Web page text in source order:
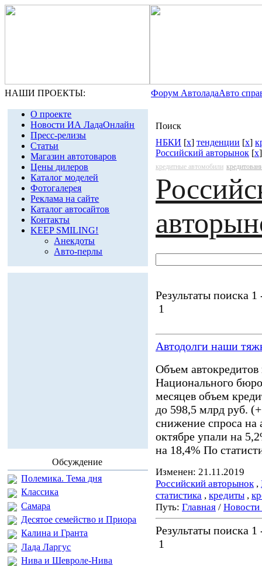
НАШИ ПРОЕКТЫ: Форум АвтоладаАвто
О проекте
Новости ИА ЛадаОнлайн
Пресс-релизы
Статьи
Магазин автотоваров
Цены дилеров
Каталог моделей
Фотогалерея
Реклама на сайте
Каталог автосайтов
Контакты
KEEP SMILING!
Анекдоты
Авто-перлы
Обсуждение
Полемика. Тема дня
Классика
Самара
Десятое семейство и Приора
Калина и Гранта
Лада Ларгус
Нива и Шевроле-Нива
Поиск
НБКИ [x] тенденции [x]
Российский авторынок [x]
кредитные автомобили
Результаты поиска 1
1
Автодолги наши
Объем
Национального
месяцев объем
до 598,5 млрд руб.
снижение спроса на
октябре упали на
на 18,4% По
Изменен: 21.11.2019
Российский авторынок,
статистика , кредиты ,
Путь: Главная /
Результаты поиска 1
1